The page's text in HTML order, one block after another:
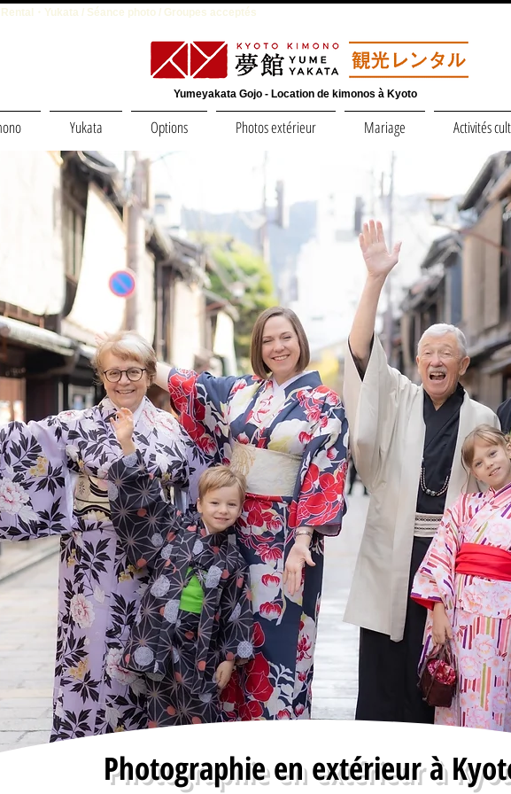
・Yukata / Séance photo / Groupes acceptés
Yumeyakata Gojo - Location de kimonos à Kyoto
Yukata Options Photos extérieur Mariage Activités
Photographie en extérieur à